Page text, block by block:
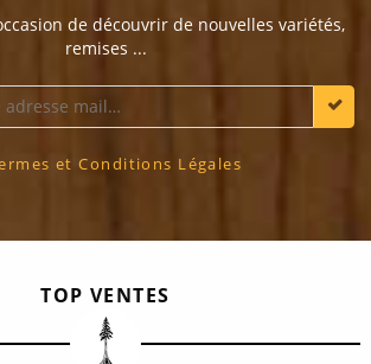
de découvrir de nouvelles variétés,
remises ...
et Conditions Légales
TOP VENTES